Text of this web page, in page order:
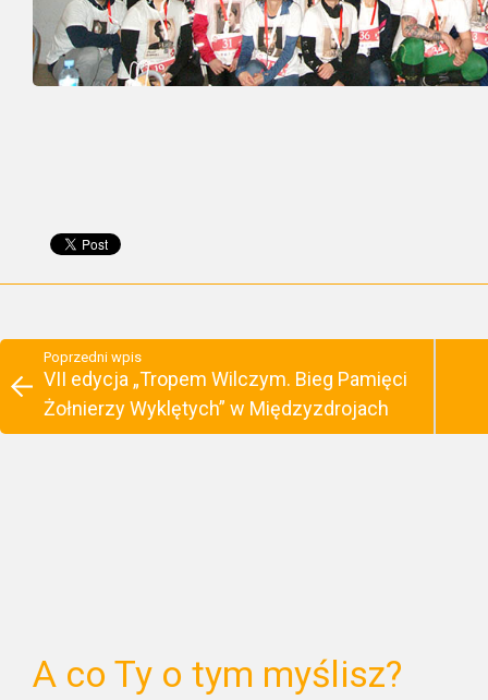
Poprzedni wpis
VII edycja „Tropem Wilczym. Bieg Pamięci
Żołnierzy Wyklętych” w Międzyzdrojach
A co Ty o tym myślisz?